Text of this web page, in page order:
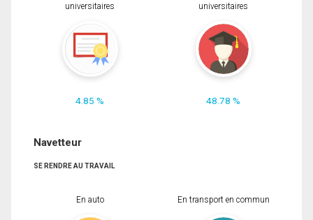
universitaires
4.85 %
universitaires
48.78 %
Navetteur
SE RENDRE AU TRAVAIL
En auto En transport en commun